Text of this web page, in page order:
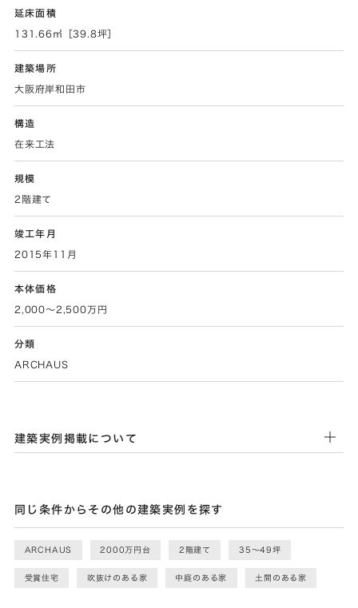
延床面積
131.66㎡［39.8坪］
建築場所
大阪府岸和田市
構造
在来工法
規模
2階建て
竣工年月
2015年11月
本体価格
2,000～2,500万円
分類
ARCHAUS
建築実例掲載について
同じ条件からその他の建築実例を探す
ARCHAUS 2000万円台 2階建て 35〜49坪
受賞住宅 吹抜けのある家 中庭のある家 土間のある家